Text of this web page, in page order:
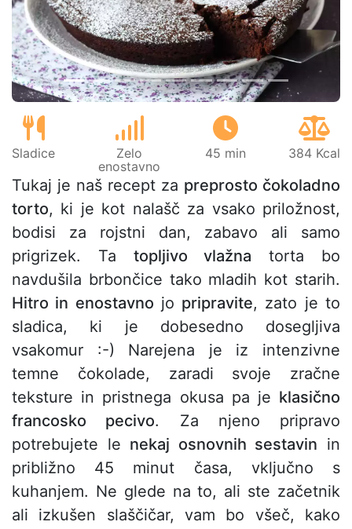
Sladice
Zelo
enostavno
45 min 384 Kcal
Tukaj je naš recept za preprosto čokoladno
torto, ki je kot nalašč za vsako priložnost,
bodisi za rojstni dan, zabavo ali samo
prigrizek. Ta topljivo vlažna torta bo
navdušila brbončice tako mladih kot starih.
Hitro in enostavno jo pripravite, zato je to
sladica, ki je dobesedno dosegljiva
vsakomur :-) Narejena je iz intenzivne
temne čokolade, zaradi svoje zračne
teksture in pristnega okusa pa je klasično
francosko pecivo. Za njeno pripravo
potrebujete le nekaj osnovnih sestavin in
približno 45 minut časa, vključno s
kuhanjem. Ne glede na to, ali ste začetnik
ali izkušen slaščičar, vam bo všeč, kako